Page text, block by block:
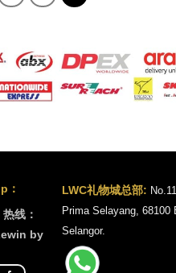
：
热线：
by
LWC礼物城总部:
Prima Selayang, 68100
Selangor.